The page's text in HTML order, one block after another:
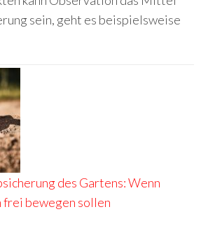
sein, geht es beispielsweise
des Gartens: Wenn
frei bewegen sollen